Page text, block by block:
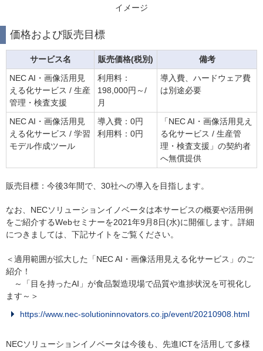
イメージ
価格および販売目標
サービス名 販売価格(税別)
備考
NEC AI・画像活用見
える化サービス / 生産
管理・検査支援
利用料：
198,000円～/
月
導入費、ハードウェア費
は別途必要
NEC AI・画像活用見
える化サービス / 学習
モデル作成ツール
導入費：0円
利用料：0円
「NEC AI・画像活用見え
る化サービス / 生産管
理・検査支援」の契約者
へ無償提供
販売目標：今後3年間で、30社への導入を目指します。
なお、NECソリューションイノベータは本サービスの概要や活用例
をご紹介するWebセミナーを2021年9月8日(水)に開催します。詳細
につきましては、下記サイトをご覧ください。
＜適用範囲が拡大した「NEC AI・画像活用見える化サービス」のご
紹介！
～「目を持ったAI」が食品製造現場で品質や進捗状況を可視化し
ます～＞
https://www.nec-solutioninnovators.co.jp/event/20210908.html
NECソリューションイノベータは今後も、先進ICTを活用して多様